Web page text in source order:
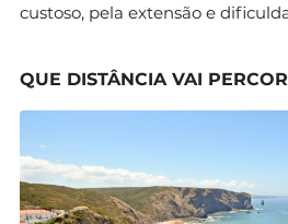
custoso, pela extensão e
QUE DISTÂNCIA VAI